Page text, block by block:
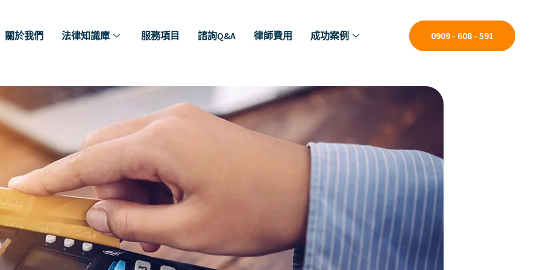
關於我們 法律知識庫 服務項目 諮詢Q&A 律師費用 成功案例 0909 - 608 - 591